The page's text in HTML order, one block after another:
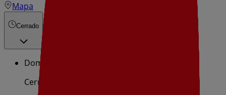
Mapa
Cerrado
Domingo
Cerrado